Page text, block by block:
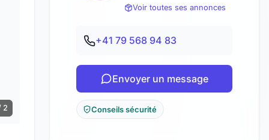
2
Voir toutes ses annonces
+41 79 568 94 83
Envoyer un message
Conseils sécurité